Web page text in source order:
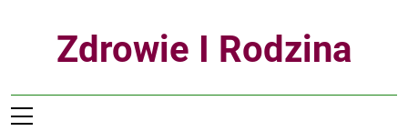
Zdrowie I Rodzina